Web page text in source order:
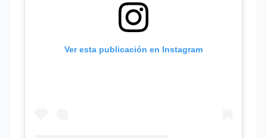
Ver esta publicación en Instagram